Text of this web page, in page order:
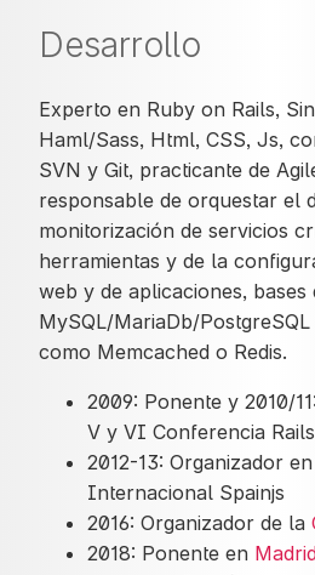
Desarrollo
Experto en Ruby on Rails,
Haml/Sass, Html, CSS, Js,
SVN y Git, practicante de
responsable de orquestar el
monitorización de servicios
herramientas y de la
web y de aplicaciones,
MySQL/MariaDb/
como Memcached o Redis.
2009: Ponente y 2010/
V y VI Conferencia Rails
2012-13: Organizador
Internacional Spainjs
2016: Organizador de la
2018: Ponente en